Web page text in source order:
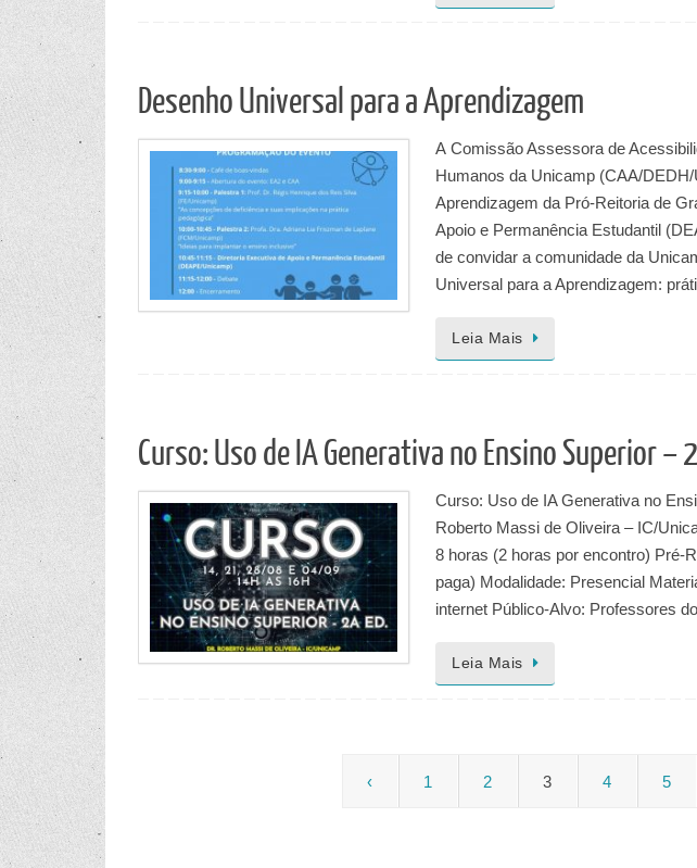
Desenho Universal para a Aprendizagem
A Comissão Assessora de
Humanos da Unicamp (CAA/
Aprendizagem da Pró-Reitoria de
Apoio e Permanência Estudantil
de convidar a comunidade da
Universal para a Aprendizagem:
Leia Mais
Curso: Uso de IA Generativa no Ensino Superior –
Curso: Uso de IA Generativa no
Roberto Massi de Oliveira – IC/
8 horas (2 horas por encontro) Pré-
paga) Modalidade: Presencial
internet Público-Alvo: Professores
Leia Mais
‹ 1 2 3 4 5